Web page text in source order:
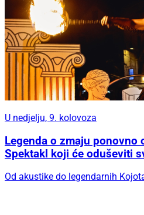
U nedjelju, 9. kolovoza
Legenda o zmaju ponovno
Spektakl koji će oduševiti
Od akustike do legendarnih